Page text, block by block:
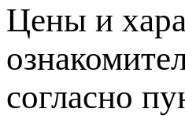
Цeны и
согласно